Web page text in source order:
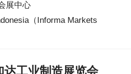
展中心
（Informa Markets
达工业制造展览会